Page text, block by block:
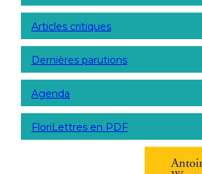
Articles critiques
Dernières parutions
Agenda
FloriLettres en PDF